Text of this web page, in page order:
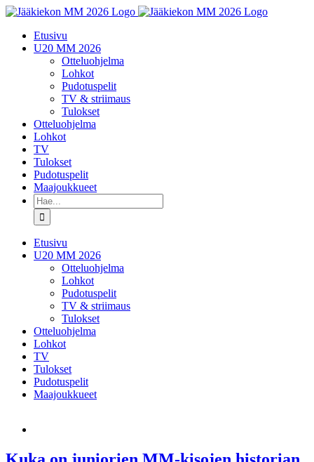
Skip
contentEtusivu
U20 MM 2026
Otteluohjelma
Lohkot
Pudotuspelit
TV & striimaus
Tulokset
Otteluohjelma
Lohkot
TV
Tulokset
Pudotuspelit
Maajoukkueet
Etsi
...
Etusivu
U20 MM 2026
Otteluohjelma
Lohkot
Pudotuspelit
TV & striimaus
Tulokset
Otteluohjelma
Lohkot
TV
Tulokset
Pudotuspelit
Maajoukkueet